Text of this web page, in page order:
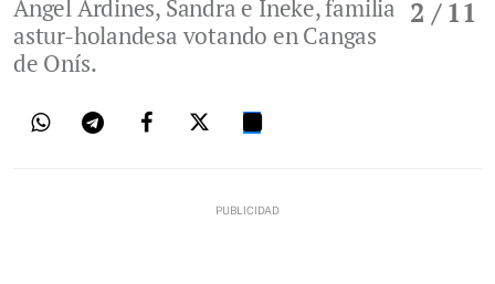
2 / 11
Ángel Ardines, Sandra e Ineke, familia
astur-holandesa votando en Cangas
de Onís.